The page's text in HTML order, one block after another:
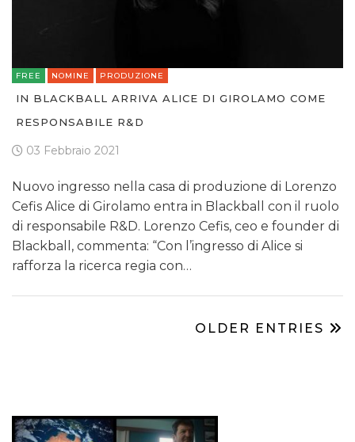
FREE NOMINE PRODUZIONE
IN BLACKBALL ARRIVA ALICE DI GIROLAMO COME
RESPONSABILE R&D
03 Febbraio 2021
Nuovo ingresso nella casa di produzione di Lorenzo
Cefis Alice di Girolamo entra in Blackball con il ruolo
di responsabile R&D. Lorenzo Cefis, ceo e founder di
Blackball, commenta: “Con l’ingresso di Alice si
rafforza la ricerca regia con…
OLDER ENTRIES